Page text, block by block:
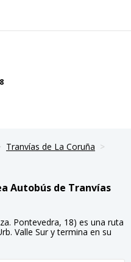
Tranvías de La Coruña
Autobús de Tranvías
Pontevedra, 18) es una ruta
Valle Sur y termina en su